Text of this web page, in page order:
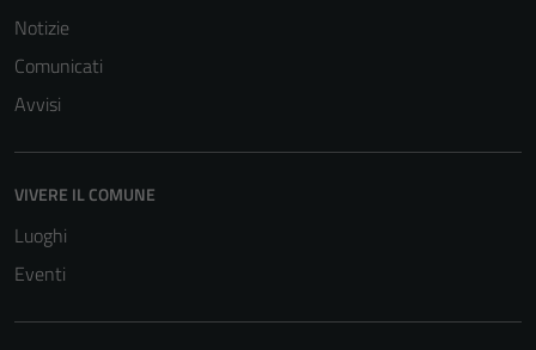
Notizie
Comunicati
Avvisi
VIVERE IL COMUNE
Luoghi
Eventi